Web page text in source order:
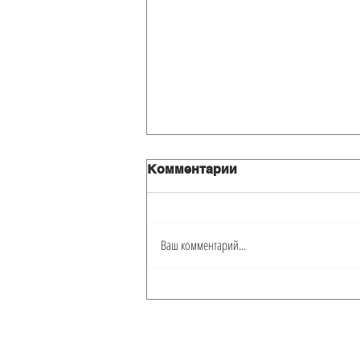
Комментарии
Ваш комментарий...